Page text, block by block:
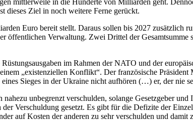
mittlerweile in die Hunderte von Milliarden geht.
dieses Ziel in noch weitere Ferne gerückt.
Euro bereit stellt. Daraus sollen bis 2027 zusätzlich
Verwaltung. Zwei Drittel der Gesamtsumme
im Rahmen der NATO und der
„existenziellen Konflikt“. Der französische
Sieges in der Ukraine nicht aufhören (…) er, der nie
unbegrenzt verschulden, solange Gesetzgeber und
Verschuldung gesetzt. Es gibt für die Defizite der
auf Kosten der anderen zu sehr verschulden und damit